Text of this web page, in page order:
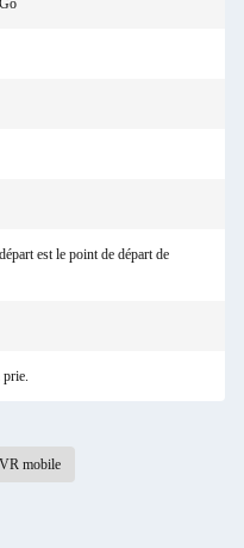
est le point de départ de
prie.
mobile